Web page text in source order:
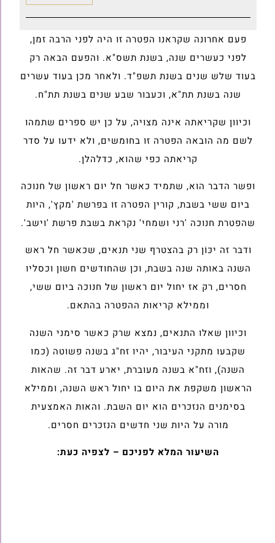
פעם אחרונה שקראנו הפטרה זו היה לפני הרבה זמן,
לפני כעשרים שנה, בשנת תשס"א. והפעם הבאה רק
בעוד שלש שנים בשנת תשפ"ד. ולאחר מכן בעוד עשרים
שנה בשנת תת"א, וכעבור שבע שנים בשנת תת"ח.
וכיוון שקריאתה אינה מצויה, על כן יש ספרים שתמהו
לשם מה הובאה הפטרה זו בחומשים, ולא ידעו על סדר
קריאתה כפי שהוא, כדלהלן.
ופשר הדבר הוא, שתמיד כאשר חל יום ראשון של חנוכה
ביום ששי בשבת, קורין הפטרה זו בפרשת 'מקץ', היות
שהפטרת חנוכה 'רני ושמחי' נקראת בשבת פרשת 'וישב'.
ודבר זה יכּו‍ֹן רק בהצטרף שני תנאים, שכאשר חל ראש
השנה באותה שנה בשבת, וכן שהחודשים חשון וכסליו
חסרים, רק אז יחול יום ראשון של חנוכה ביום ששי,
וממילא קריאות ההפטרה בהתאם.
וכיוון שאלו התנאים, נמצא שרק כאשר סימני השנה
שקבעו מתקני העיבור, יהיו זח"ג בשנה פשוטה (כמו
השנה), וזח"א בשנה מעוברת, יארע דבר זה. שהאות
הראשון משקפת את היום בו יחול ראש השנה, וממילא
בסימנים הנזכרים הוא יום השבת. והאות האמצעית
מורה על היות שני חדשים הנזכרים חסרים.
השיעור המלא לפניכם – לצפיה כעת: